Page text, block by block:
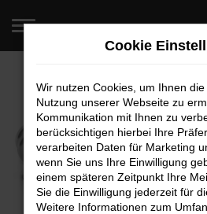
Zum
springen
Fahrzeugumbau und
Tuning-Fachhandel
Cookie
Wir nutzen Cookies, um Ihnen
Nutzung unserer Webseite zu
Kommunikation mit Ihnen zu
berücksichtigen hierbei Ihre
verarbeiten Daten für Marketing
wenn Sie uns Ihre Einwilligung
einem späteren Zeitpunkt Ihre
Sie die Einwilligung jederzeit für
Weitere Informationen zum